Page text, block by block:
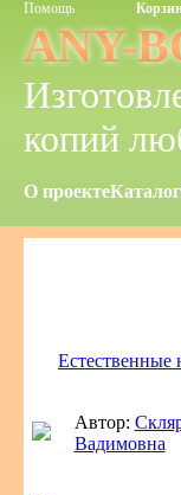
Помощь
ANY-
копий
О проектеКаталог
Естественные
Автор:
Вадимовна